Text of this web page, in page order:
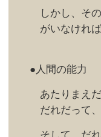
しかし、その
がいなければ
●人間の能力
あたりまえだ
だれだって、
そして、だれ